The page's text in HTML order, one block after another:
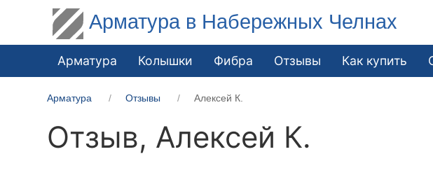
Арматура в Набережных Челнах
Арматура Колышки Фибра Отзывы Как купить
Арматура Отзывы Алексей К.
Отзыв, Алексей К.